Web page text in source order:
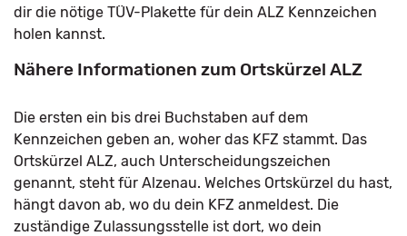
dir die nötige TÜV-Plakette für dein ALZ Kennzeichen
holen kannst.
Nähere Informationen zum Ortskürzel ALZ
Die ersten ein bis drei Buchstaben auf dem
Kennzeichen geben an, woher das KFZ stammt. Das
Ortskürzel ALZ, auch Unterscheidungszeichen
genannt, steht für Alzenau. Welches Ortskürzel du hast,
hängt davon ab, wo du dein KFZ anmeldest. Die
zuständige Zulassungsstelle ist dort, wo dein